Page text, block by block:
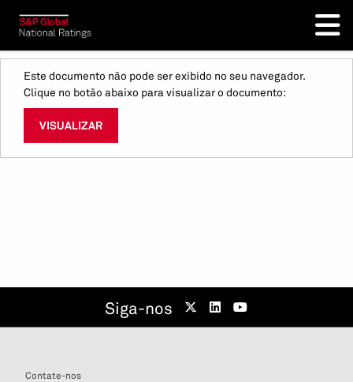
Este documento não pode ser exibido no seu navegador.
Clique no botão abaixo para visualizar o documento:
VISUALIZAR
Siga-nos
Contate-nos